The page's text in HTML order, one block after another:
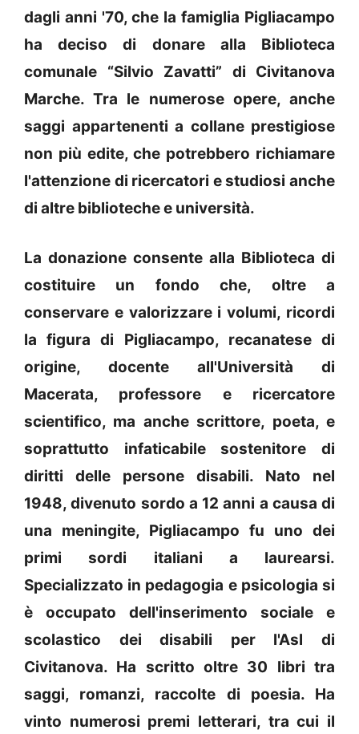
dagli anni '70, che la famiglia Pigliacampo
ha deciso di donare alla Biblioteca
comunale “Silvio Zavatti” di Civitanova
Marche. Tra le numerose opere, anche
saggi appartenenti a collane prestigiose
non più edite, che potrebbero richiamare
l'attenzione di ricercatori e studiosi anche
di altre biblioteche e università.
La donazione consente alla Biblioteca di
costituire un fondo che, oltre a
conservare e valorizzare i volumi, ricordi
la figura di Pigliacampo, recanatese di
origine, docente all'Università di
Macerata, professore e ricercatore
scientifico, ma anche scrittore, poeta, e
soprattutto infaticabile sostenitore di
diritti delle persone disabili. Nato nel
1948, divenuto sordo a 12 anni a causa di
una meningite, Pigliacampo fu uno dei
primi sordi italiani a laurearsi.
Specializzato in pedagogia e psicologia si
è occupato dell'inserimento sociale e
scolastico dei disabili per l'Asl di
Civitanova. Ha scritto oltre 30 libri tra
saggi, romanzi, raccolte di poesia. Ha
vinto numerosi premi letterari, tra cui il